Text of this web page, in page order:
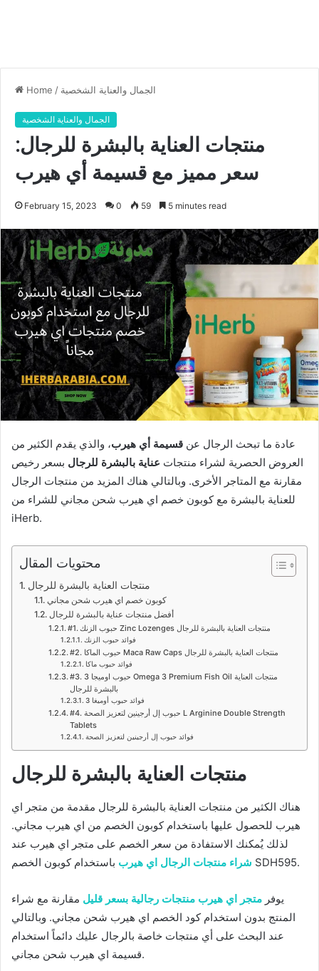
Home / الجمال والعناية الشخصية
الجمال والعناية الشخصية
منتجات العناية بالبشرة للرجال:
سعر مميز مع قسيمة أي هيرب
February 15, 2023 0 59 5 minutes read
عادة ما تبحث الرجال عن قسيمة أي هيرب، والذي يقدم الكثير من
العروض الحصرية لشراء منتجات عناية بالبشرة للرجال بسعر رخيص
مقارنة مع المتاجر الأخرى. وبالتالي هناك المزيد من منتجات الرجال
للعناية بالبشرة مع كوبون خصم اي هيرب شحن مجاني للشراء من
iHerb.
محتويات المقال
منتجات العناية بالبشرة للرجال
كوبون خصم اي هيرب شحن مجاني
أفضل منتجات عناية بالبشرة للرجال
#1. حبوب الزنك Zinc Lozenges منتجات العناية بالبشرة للرجال
فوائد حبوب الزنك
#2. حبوب الماكا Maca Raw Caps منتجات العناية بالبشرة للرجال
فوائد حبوب ماكا
#3. حبوب اوميجا 3 Omega 3 Premium Fish Oil منتجات العناية
بالبشرة للرجال
فوائد حبوب أوميغا 3
#4. حبوب إل أرجينين لتعزيز الصحة L Arginine Double Strength
Tablets
فوائد حبوب إل أرجينين لتعزيز الصحة
منتجات العناية بالبشرة للرجال
هناك الكثير من منتجات العناية بالبشرة للرجال مقدمة من متجر اي
هيرب للحصول عليها باستخدام كوبون الخصم من اي هيرب مجاني.
لذلك يُمكنك الاستفادة من سعر الخصم على متجر اي هيرب عند
شراء منتجات الرجال اي هيرب باستخدام كوبون الخصم SDH595.
يوفر متجر اي هيرب منتجات رجالية بسعر قليل مقارنة مع شراء
المنتج بدون استخدام كود الخصم اي هيرب شحن مجاني. وبالتالي
عند البحث على أي منتجات خاصة بالرجال عليك دائماً استخدام
قسيمة اي هيرب شحن مجاني.